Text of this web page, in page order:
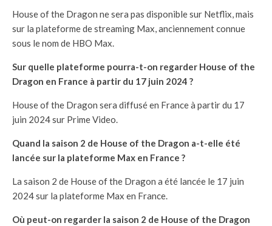
House of the Dragon ne sera pas disponible sur Netflix, mais
sur la plateforme de streaming Max, anciennement connue
sous le nom de HBO Max.
Sur quelle plateforme pourra-t-on regarder House of the
Dragon en France à partir du 17 juin 2024 ?
House of the Dragon sera diffusé en France à partir du 17
juin 2024 sur Prime Video.
Quand la saison 2 de House of the Dragon a-t-elle été
lancée sur la plateforme Max en France ?
La saison 2 de House of the Dragon a été lancée le 17 juin
2024 sur la plateforme Max en France.
Où peut-on regarder la saison 2 de House of the Dragon